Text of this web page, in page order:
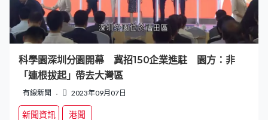
科學園深圳分園開幕 冀招150企業進駐 園方：非
「連根拔起」帶去大灣區
有線新聞 2023年09月07日
新聞資訊 港聞